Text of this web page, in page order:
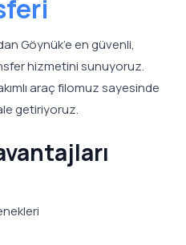
Göynük’e en güvenli,
hizmetini sunuyoruz.
araç filomuz sayesinde
getiriyoruz.